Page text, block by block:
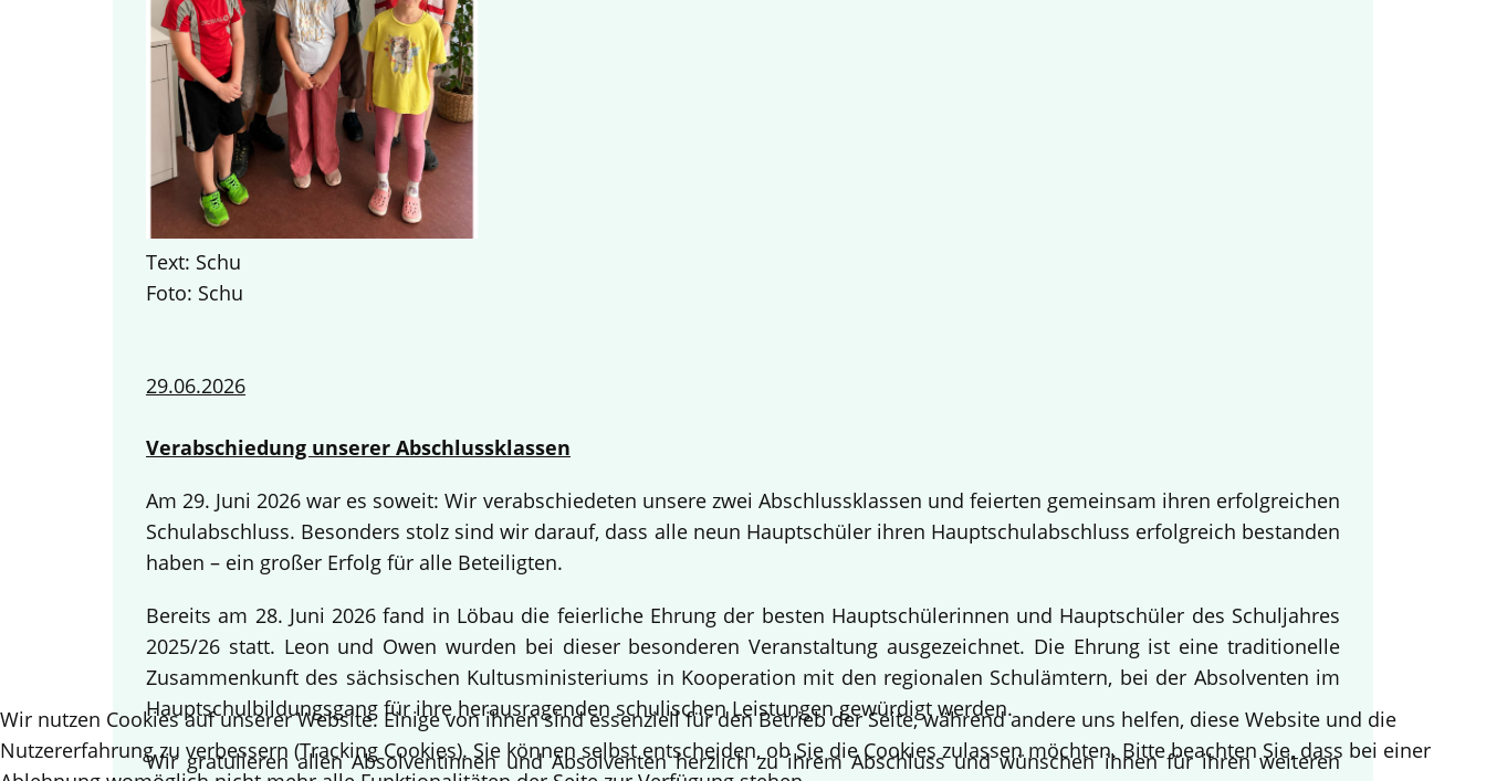
Text: Schu
Foto: Schu
29.06.2026
Verabschiedung unserer Abschlussklassen
Am 29. Juni 2026 war es soweit: Wir verabschiedeten unsere zwei Abschlussklassen und feierten gemeinsam ihren erfolgreichen
Schulabschluss. Besonders stolz sind wir darauf, dass alle neun Hauptschüler ihren Hauptschulabschluss erfolgreich bestanden
haben – ein großer Erfolg für alle Beteiligten.
Bereits am 28. Juni 2026 fand in Löbau die feierliche Ehrung der besten Hauptschülerinnen und Hauptschüler des Schuljahres
2025/26 statt. Leon und Owen wurden bei dieser besonderen Veranstaltung ausgezeichnet. Die Ehrung ist eine traditionelle
Zusammenkunft des sächsischen Kultusministeriums in Kooperation mit den regionalen Schulämtern, bei der Absolventen im
Hauptschulbildungsgang für ihre herausragenden schulischen Leistungen gewürdigt werden.
Wir gratulieren allen Absolventinnen und Absolventen herzlich zu ihrem Abschluss und wünschen ihnen für ihren weiteren
Wir nutzen Cookies auf unserer Website. Einige von ihnen sind essenziell für den Betrieb der Seite, während andere uns helfen, diese Website und die
Nutzererfahrung zu verbessern (Tracking Cookies). Sie können selbst entscheiden, ob Sie die Cookies zulassen möchten. Bitte beachten Sie, dass bei einer